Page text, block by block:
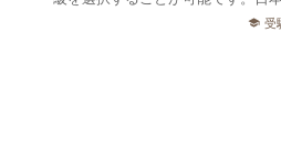
school 受